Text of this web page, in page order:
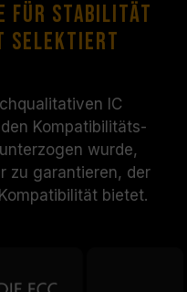
für Stabilität
selektiert
IC
Kompatibilitäts-
wurde,
zu garantieren, der
bietet.